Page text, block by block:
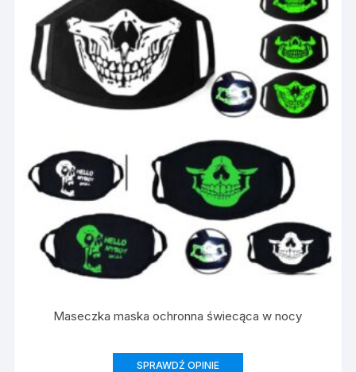
Maseczka maska ochronna świecąca w nocy
SPRAWDŹ OPINIE